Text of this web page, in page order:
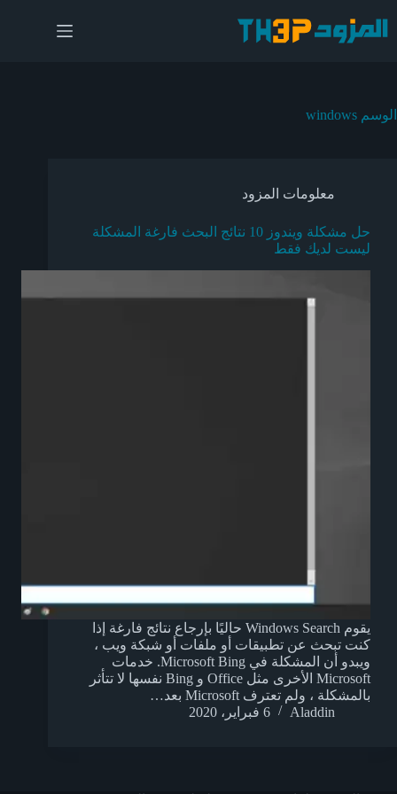
إلى
المحتوى
الوسم
معلومات المزود
حل مشكلة ويندوز 10 نتائج البحث فارغة المشكلة
ليست لديك فقط
يقوم Windows Search حاليًا بإرجاع نتائج فارغة إذا
كنت تبحث عن تطبيقات أو ملفات أو شبكة ويب ،
ويبدو أن المشكلة في Microsoft Bing. خدمات
Microsoft الأخرى مثل Office و Bing نفسها لا تتأثر
بالمشكلة ، ولم تعترف Microsoft بعد…
Aladdin
6 فبراير، 2020